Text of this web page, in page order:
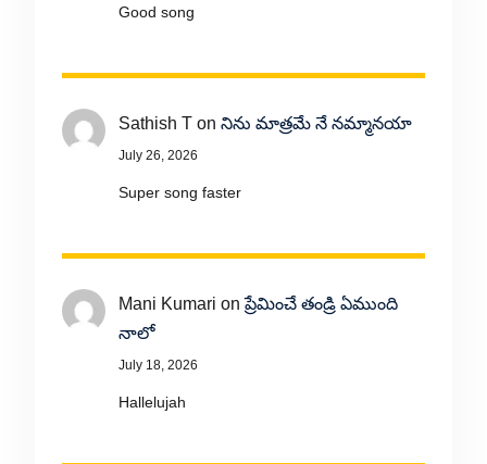
Good song
Sathish Ton నిను మాత్రమే నే నమ్మానయా
July 26, 2026
Super song faster
Mani Kumari onప్రేమించే తండ్రి ఏముంది
నాలో
July 18, 2026
Hallelujah